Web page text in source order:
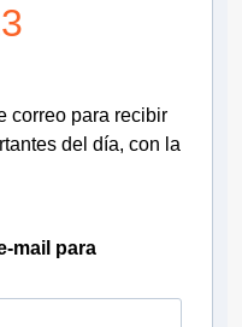
correo para recibir
del día, con la
mail para